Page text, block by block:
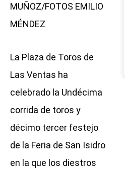
MUÑOZ/FOTOS EMILIO
MÉNDEZ
La Plaza de Toros de
Las Ventas ha
celebrado la Undécima
corrida de toros y
décimo tercer festejo
de la Feria de San Isidro
en la que los diestros